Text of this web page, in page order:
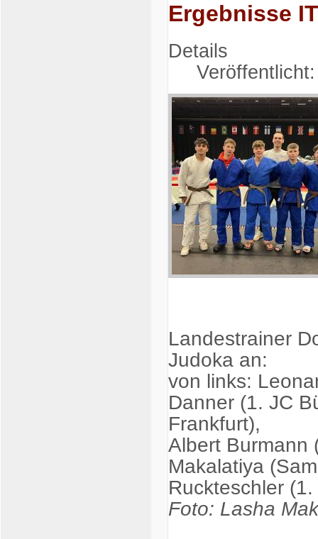
Ergebnisse
Details
Landestrainer
Judoka an:
von links:
Danner (1. JC
Frankfurt),
Albert Burmann
Makalatiya
Ruckteschler
Foto: Lasha